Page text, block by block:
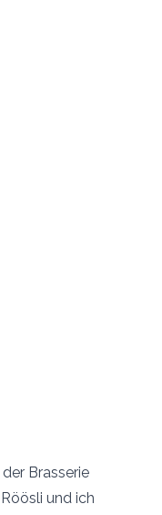
Brasserie
und ich